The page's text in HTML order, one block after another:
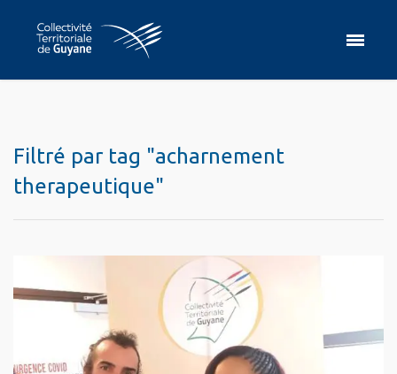
Filtré par tag "acharnement
therapeutique"